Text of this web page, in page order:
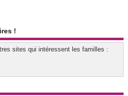
!
sites qui intéressent les familles :